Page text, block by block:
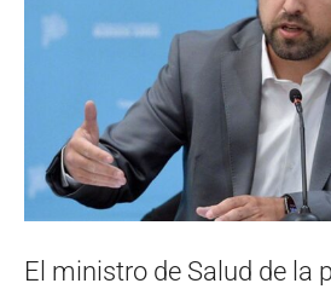
El ministro de Salud de la